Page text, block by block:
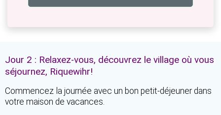
Jour 2 : Relaxez-vous, découvrez le village où vous
séjournez, Riquewihr!
Commencez la journée avec un bon petit-déjeuner dans
votre maison de vacances.